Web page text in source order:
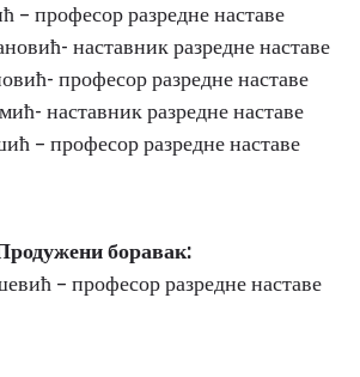
– професор разредне наставе
наставник разредне наставе
професор разредне наставе
наставник разредне наставе
– професор разредне наставе
боравак:
– професор разредне наставе